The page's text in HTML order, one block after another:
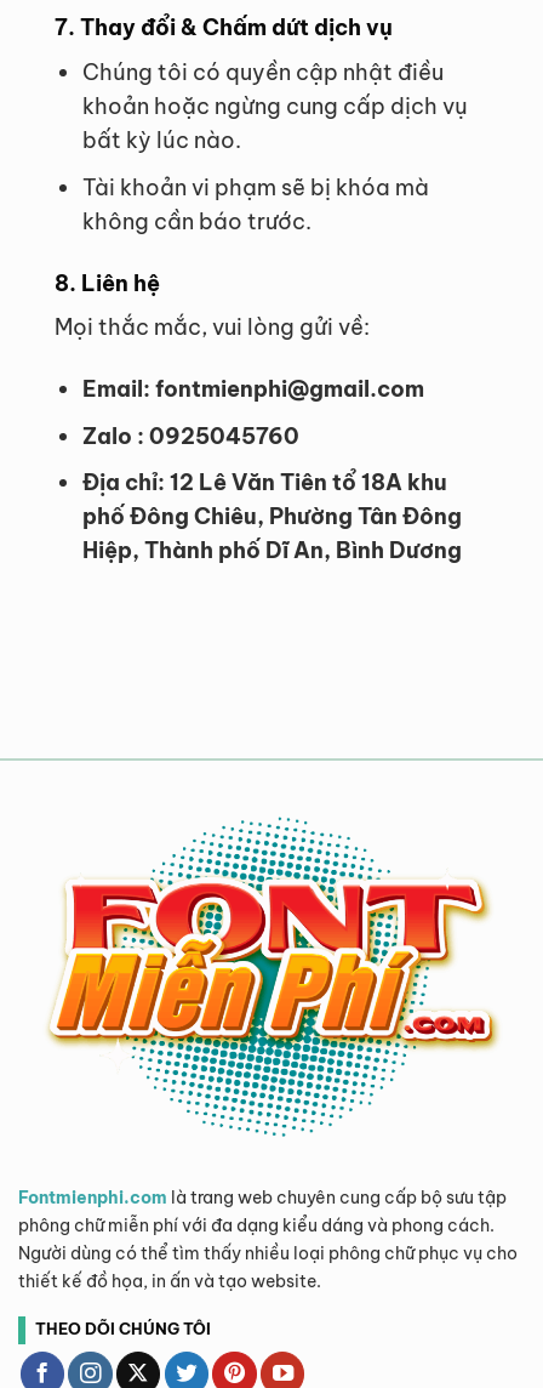
7. Thay đổi & Chấm dứt dịch vụ
Chúng tôi có quyền cập nhật điều
khoản hoặc ngừng cung cấp dịch vụ
bất kỳ lúc nào.
Tài khoản vi phạm sẽ bị khóa mà
không cần báo trước.
8. Liên hệ
Mọi thắc mắc, vui lòng gửi về:
Email: fontmienphi@gmail.com
Zalo : 0925045760
Địa chỉ: 12 Lê Văn Tiên tổ 18A khu
phố Đông Chiêu, Phường Tân Đông
Hiệp, Thành phố Dĩ An, Bình Dương
Fontmienphi.com là trang web chuyên cung cấp bộ sưu tập
phông chữ miễn phí với đa dạng kiểu dáng và phong cách.
Người dùng có thể tìm thấy nhiều loại phông chữ phục vụ cho
thiết kế đồ họa, in ấn và tạo website.
THEO DÕI CHÚNG TÔI